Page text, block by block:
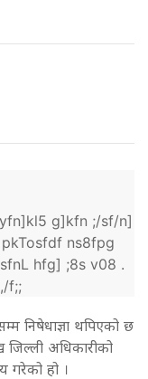
g]kfn ;/sf/n]
ns8fpg
hfg] ;8s v08 .
f;;
निषेधाज्ञा थपिएको छ
जिल्ली अधिकारीको
गरेको हो ।